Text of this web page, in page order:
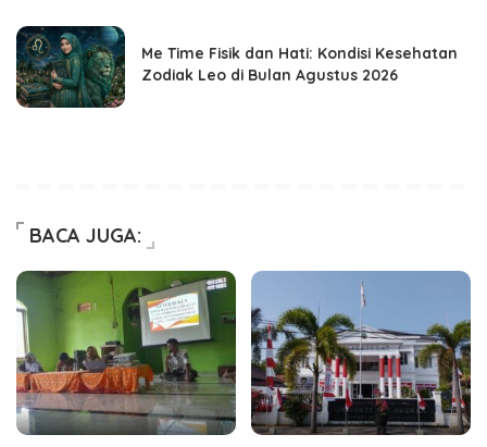
Me Time Fisik dan Hati: Kondisi Kesehatan
Zodiak Leo di Bulan Agustus 2026
BACA JUGA: